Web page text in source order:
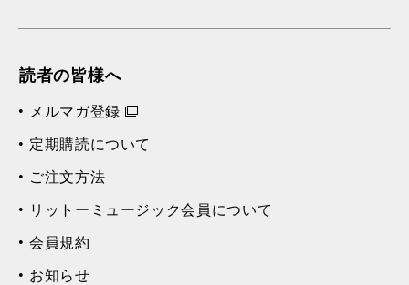
読者の皆様へ
メルマガ登録
定期購読について
ご注文方法
リットーミュージック会員について
会員規約
お知らせ